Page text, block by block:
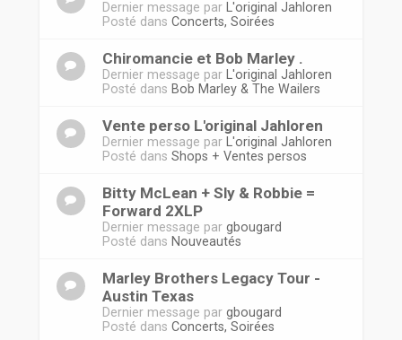
Dernier message par
L'original Jahloren
Posté dans Concerts, Soirées
Chiromancie et Bob Marley .
Dernier message par
L'original Jahloren
Posté dans Bob Marley & The Wailers
Vente perso L'original Jahloren
Dernier message par
L'original Jahloren
Posté dans Shops + Ventes persos
Bitty McLean + Sly & Robbie =
Forward 2XLP
Dernier message par gbougard
Posté dans Nouveautés
Marley Brothers Legacy Tour -
Austin Texas
Dernier message par gbougard
Posté dans Concerts, Soirées